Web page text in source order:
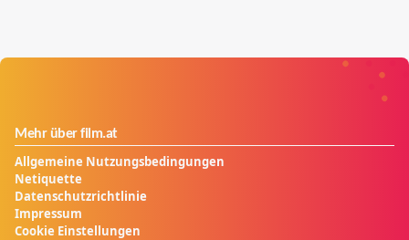
Mehr über film.at
Allgemeine Nutzungsbedingungen
Netiquette
Datenschutzrichtlinie
Impressum
Cookie Einstellungen